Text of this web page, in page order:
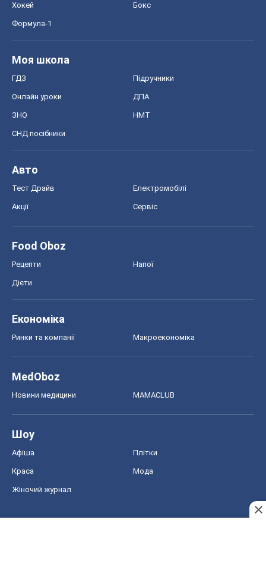
Хокей Бокс
Формула-1
Моя школа
ГДЗ Підручники
Онлайн уроки ДПА
ЗНО НМТ
СНД посібники
Авто
Тест Драйв Електромобілі
Акції Сервіс
Food Oboz
Рецепти Напої
Дієти
Економіка
Ринки та компанії Макроекономіка
MedOboz
Новини медицини MAMACLUB
Шоу
Афіша Плітки
Краса Мода
Жіночий журнал